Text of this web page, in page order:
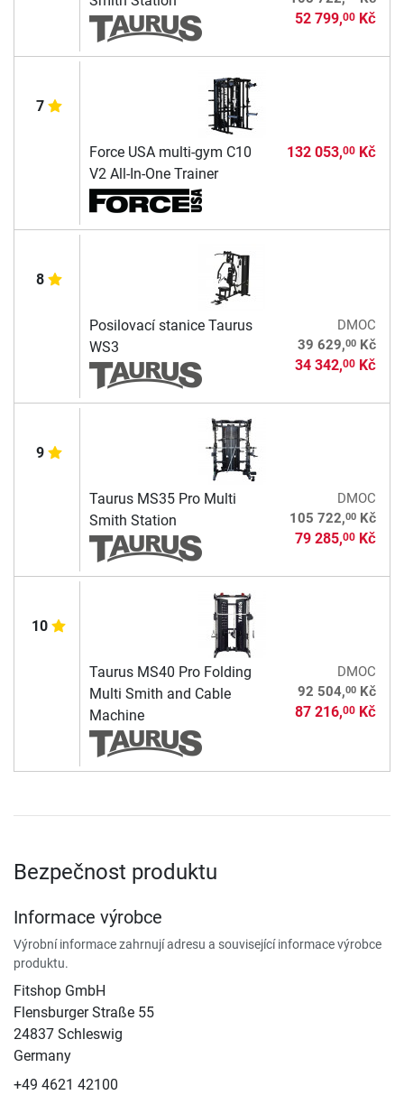
52 799,00Kč
7
Force USA multi-gym C10
V2 All-In-One Trainer
132 053,00Kč
8
Posilovací stanice Taurus
WS3
DMOC
39 629,00Kč
34 342,00Kč
9
Taurus MS35 Pro Multi
Smith Station
DMOC
105 722,00Kč
79 285,00Kč
10
Taurus MS40 Pro Folding
Multi Smith and Cable
Machine
DMOC
92 504,00Kč
87 216,00Kč
Bezpečnost produktu
Informace výrobce
Výrobní informace zahrnují adresu a související informace výrobce
produktu.
Fitshop GmbH
Flensburger Straße 55
24837 Schleswig
Germany
+49 4621 42100